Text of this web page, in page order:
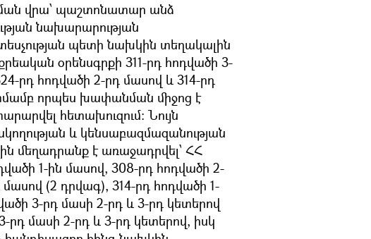
վրա՝ պաշտոնատար անձ
նախարարության
պետի նախկին տեղակալին
օրենսգրքի 311-րդ հոդվածի 3-
րդ հոդվածի 2-րդ մասով և 314-րդ
որպես խափանման միջոց է
հետախուզում։ Նույն
և կենսաբազմազանության
մեղադրանք է առաջադրվել՝ ՀՀ
1-ին մասով, 308-րդ հոդվածի 2-
(2 դրվագ), 314-րդ հոդվածի 1-
3-րդ մասի 2-րդ և 3-րդ կետերով
րդ մասի 2-րդ և 3-րդ կետերով, իսկ